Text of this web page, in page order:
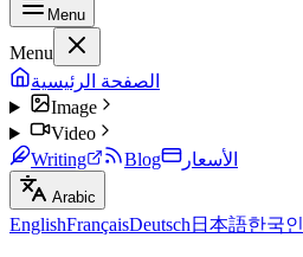
Menu
Menu
الصفحة الرئيسية
Image
Video
Writing
Blog الأسعار
Arabic
EnglishFrançaisDeutsch 日本語한국인